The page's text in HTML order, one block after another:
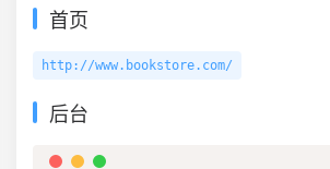
首页
http://www.bookstore.com/
后台